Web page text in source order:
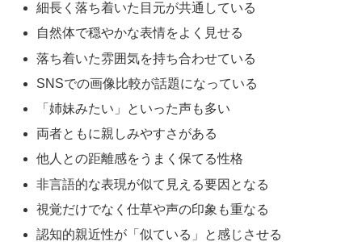
細長く落ち着いた目元が共通している
自然体で穏やかな表情をよく見せる
落ち着いた雰囲気を持ち合わせている
SNSでの画像比較が話題になっている
「姉妹みたい」といった声も多い
両者ともに親しみやすさがある
他人との距離感をうまく保てる性格
非言語的な表現が似て見える要因となる
視覚だけでなく仕草や声の印象も重なる
認知的親近性が「似ている」と感じさせる